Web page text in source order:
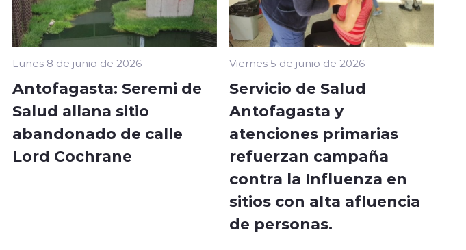
Lunes 8 de junio de 2026
Antofagasta: Seremi de
Salud allana sitio
abandonado de calle
Lord Cochrane
Viernes 5 de junio de 2026
Servicio de Salud
Antofagasta y
atenciones primarias
refuerzan campaña
contra la Influenza en
sitios con alta afluencia
de personas.